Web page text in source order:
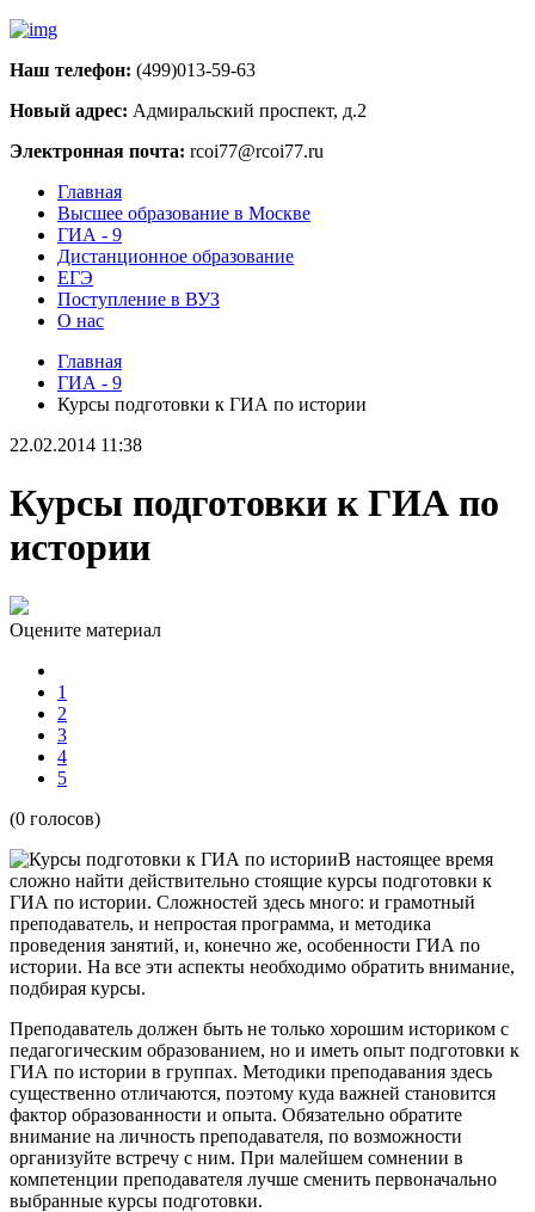
Наш телефон: (499)013-59-63
Новый адрес: Адмиральский проспект, д.2
Электронная почта: rcoi77@rcoi77.ru
Главная
Высшее образование в Москве
ГИА - 9
Дистанционное образование
ЕГЭ
Поступление в ВУЗ
О нас
Главная
ГИА - 9
Курсы подготовки к ГИА по истории
22.02.2014 11:38
Курсы подготовки к ГИА по
истории
Оцените материал
1
2
3
4
5
(0 голосов)
В настоящее время
сложно найти действительно стоящие курсы подготовки к
ГИА по истории. Сложностей здесь много: и грамотный
преподаватель, и непростая программа, и методика
проведения занятий, и, конечно же, особенности ГИА по
истории. На все эти аспекты необходимо обратить внимание,
подбирая курсы.
Преподаватель должен быть не только хорошим историком с
педагогическим образованием, но и иметь опыт подготовки к
ГИА по истории в группах. Методики преподавания здесь
существенно отличаются, поэтому куда важней становится
фактор образованности и опыта. Обязательно обратите
внимание на личность преподавателя, по возможности
организуйте встречу с ним. При малейшем сомнении в
компетенции преподавателя лучше сменить первоначально
выбранные курсы подготовки.